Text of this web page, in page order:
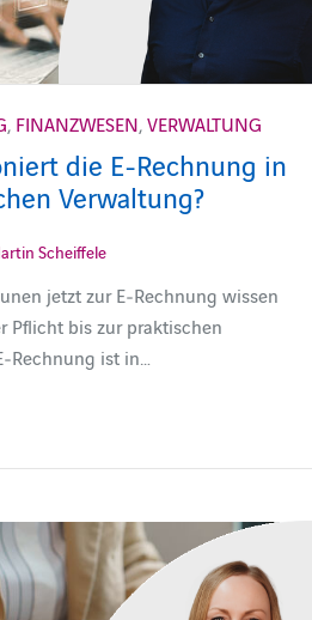
, FINANZWESEN,VERWALTUNG
die E‑Rechnung in
Verwaltung?
Scheiffele
jetzt zur E‑Rechnung wissen
Pflicht bis zur praktischen
ist in…